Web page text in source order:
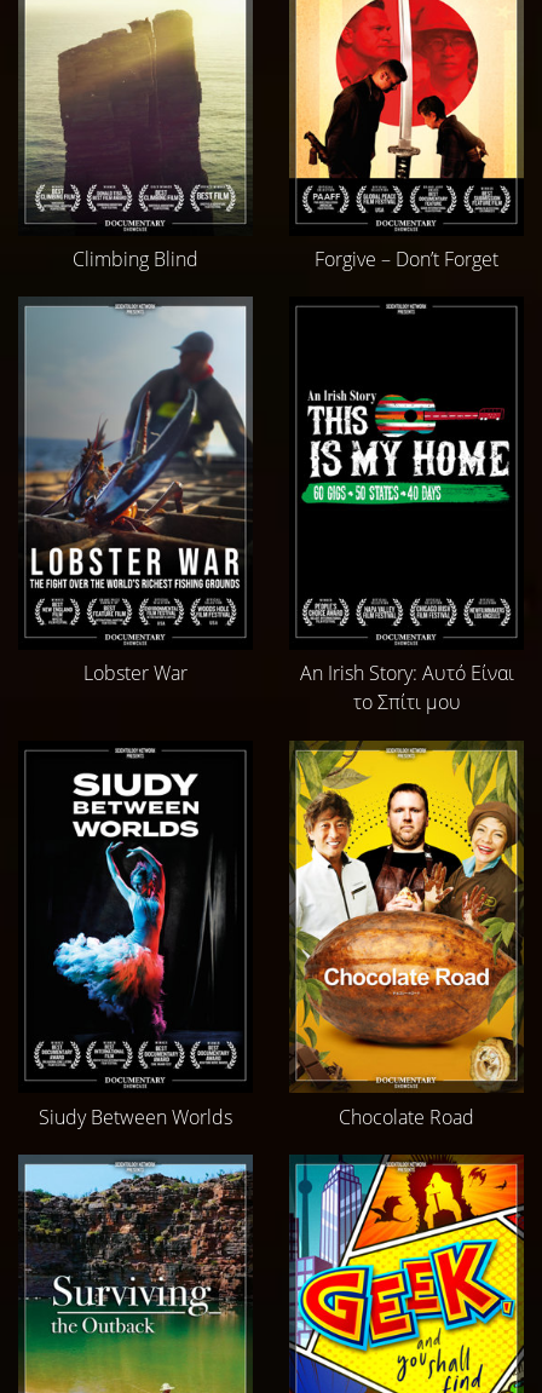
Climbing Blind Forgive – Don’t Forget
Lobster War
An Irish Story: Αυτό Είναι
το Σπίτι μου
Siudy Between Worlds Chocolate Road